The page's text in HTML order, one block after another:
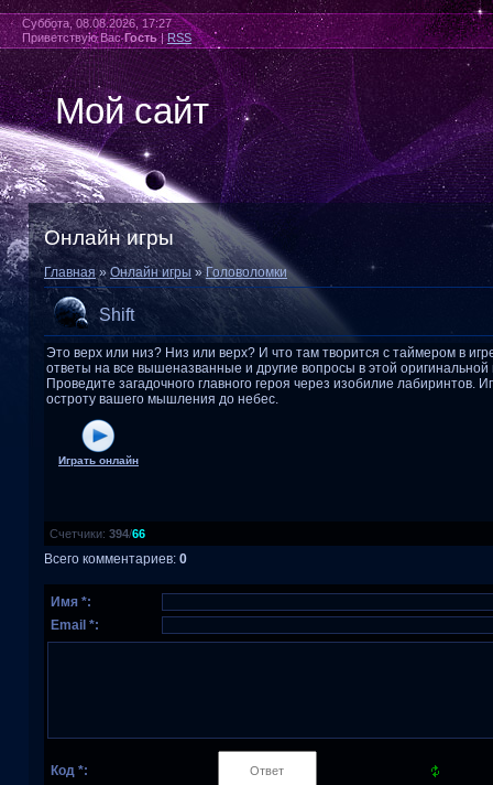
Суббота, 08.08.2026, 17:27
Приветствую Вас Гость|RSS
Мой сайт
Онлайн игры
Главная »Онлайн игры »Головоломки
Shift
Это верх или низ? Низ или верх? И что там творится с таймером в
ответы на все вышеназванные и другие вопросы в этой оригинальной
Проведите загадочного главного героя через изобилие лабиринтов.
остроту вашего мышления до небес.
Играть онлайн
Счетчики: 394/66
Всего комментариев: 0
Имя *:
Email *:
Код *: